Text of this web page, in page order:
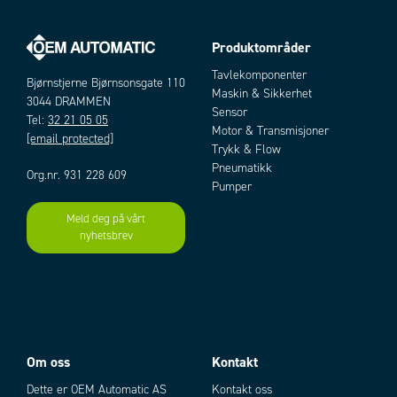
Manøverfrekvens maks. 100 ganger/min
Metall
Produsentens artikkelnummer 6033353016
240 V
Temperaturområde fra -30 °C
80 °C
Termisk merkestrøm 10 A
Skruklemme
Artikler
Add to existing cart row
Bjørnstjerne Bjørnsonsgate 110
3044 DRAMMEN
Tel: 32 21 05 05
[email protected]
Org.nr. 931 228 609
Meld deg på vårt
nyhetsbrev
Produktområder
Tavlekomponenter
Maskin & Sikkerhet
Sensor
Motor & Transmisjoner
Trykk & Flow
Pneumatikk
Pumper
Om oss
Dette er OEM Automatic AS
Kontakt
Kontakt oss